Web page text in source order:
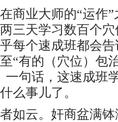
业大师的“运作”
三天学习数百个
每个速成班都会
“有的（穴位）包
一句话，这速成班
么事儿了。
云。奸商盆满钵